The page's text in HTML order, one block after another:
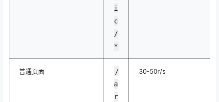
i
c
/
*
普通页面
/
a
r
30-50r/s